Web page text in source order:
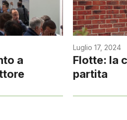
a
Luglio 17, 2024
Flotte: la
partita